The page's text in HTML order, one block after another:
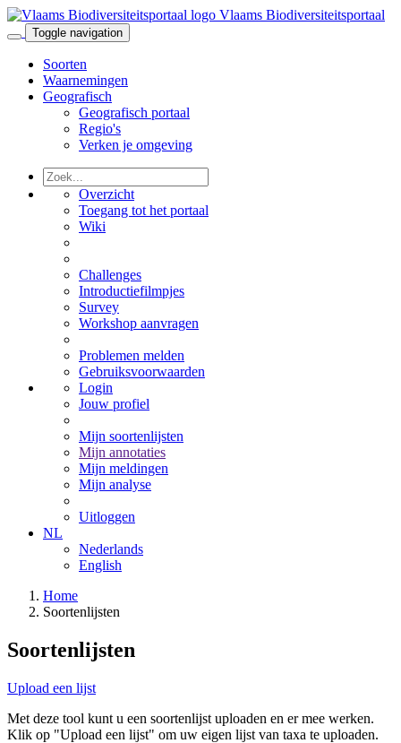
Vlaams Biodiversiteitsportaal
Toggle navigation
Soorten
Waarnemingen
Geografisch
Geografisch portaal
Regio's
Verken je omgeving
Overzicht
Toegang tot het portaal
Wiki
Challenges
Introductiefilmpjes
Survey
Workshop aanvragen
Problemen melden
Gebruiksvoorwaarden
Login
Jouw profiel
Mijn soortenlijsten
Mijn annotaties
Mijn meldingen
Mijn analyse
Uitloggen
NL
Nederlands
English
Home
Soortenlijsten
Soortenlijsten
Upload een lijst
Met deze tool kunt u een soortenlijst uploaden en er mee werken.
Klik op "Upload een lijst" om uw eigen lijst van taxa te uploaden.